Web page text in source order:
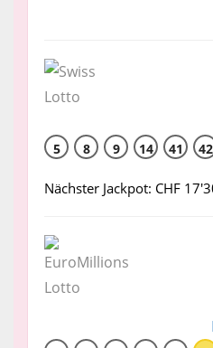
5 8 9 14 41 42
Nächster Jackpot: CHF